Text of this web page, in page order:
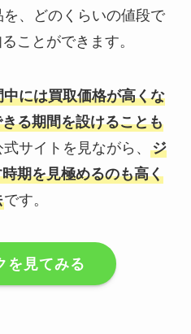
、どのくらいの値段で
ことができます。
には買取価格が高くな
る期間を設けることも
サイトを見ながら、 ジ
期を見極めるのも高く
です。
を見てみる